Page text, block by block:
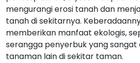
mengurangi erosi tanah dan
tanah di sekitarnya.
memberikan manfaat ekologis,
serangga penyerbuk yang sangat
tanaman lain di sekitar taman.